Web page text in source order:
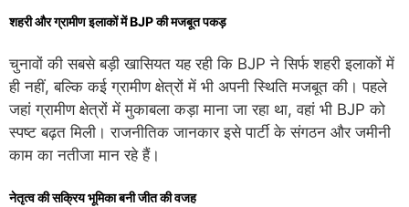
शहरी और ग्रामीण इलाकों में BJP की मजबूत पकड़
चुनावों की सबसे बड़ी खासियत यह रही कि BJP ने सिर्फ शहरी इलाकों में
ही नहीं, बल्कि कई ग्रामीण क्षेत्रों में भी अपनी स्थिति मजबूत की। पहले
जहां ग्रामीण क्षेत्रों में मुकाबला कड़ा माना जा रहा था, वहां भी BJP को
स्पष्ट बढ़त मिली। राजनीतिक जानकार इसे पार्टी के संगठन और जमीनी
काम का नतीजा मान रहे हैं।
नेतृत्व की सक्रिय भूमिका बनी जीत की वजह